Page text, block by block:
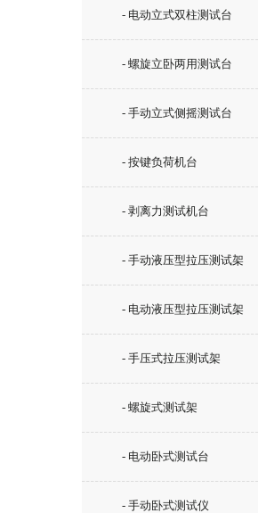
- 电动立式双柱测试台
- 螺旋立卧两用测试台
- 手动立式侧摇测试台
- 按键负荷机台
- 剥离力测试机台
- 手动液压型拉压测试架
- 电动液压型拉压测试架
- 手压式拉压测试架
- 螺旋式测试架
- 电动卧式测试台
- 手动卧式测试仪